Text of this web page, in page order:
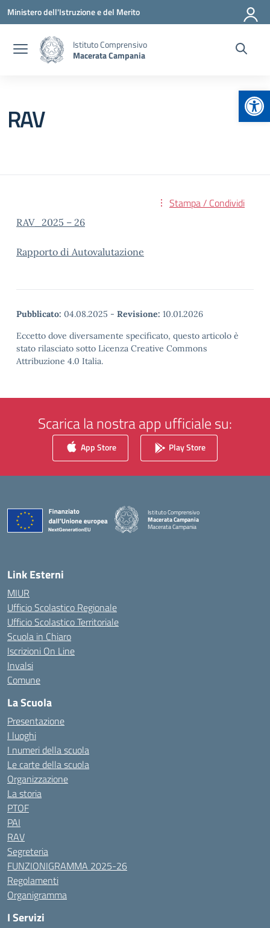
Vai ai contenuti
Vai al menu di navigazione
Vai al footer
Ministero dell'Istruzione e del Merito
Istituto Comprensivo
Macerata Campania
RAV
Stampa / Condividi
RAV_2025 – 26
Rapporto di Autovalutazione
Pubblicato: 04.08.2025 - Revisione: 10.01.2026
Eccetto dove diversamente specificato, questo articolo è
stato rilasciato sotto Licenza Creative Commons
Attribuzione 4.0 Italia.
Scarica la nostra app ufficiale su:
App Store Play Store
Istituto Comprensivo
Macerata Campania
Macerata Campania
— Visita la pagina iniziale della scuola
Link Esterni
MIUR
Ufficio Scolastico Regionale
Ufficio Scolastico Territoriale
Scuola in Chiaro
Iscrizioni On Line
Invalsi
Comune
La Scuola
Presentazione
I luoghi
I numeri della scuola
Le carte della scuola
Organizzazione
La storia
PTOF
PAI
RAV
Segreteria
FUNZIONIGRAMMA 2025-26
Regolamenti
Organigramma
I Servizi